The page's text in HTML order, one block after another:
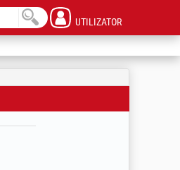
UTILIZATOR